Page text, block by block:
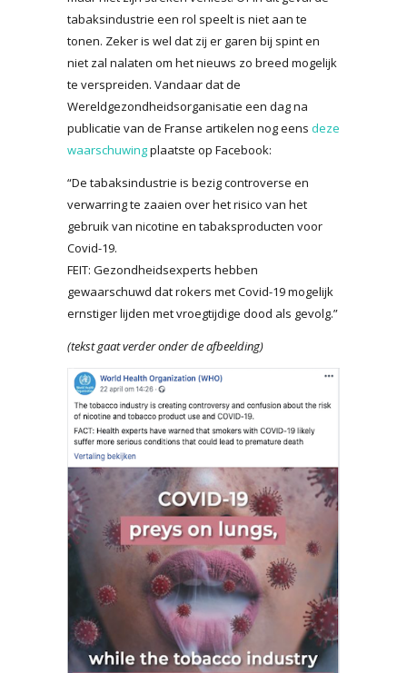
tabaksindustrie een rol speelt is niet aan te
tonen. Zeker is wel dat zij er garen bij spint en
niet zal nalaten om het nieuws zo breed mogelijk
te verspreiden. Vandaar dat de
Wereldgezondheidsorganisatie een dag na
publicatie van de Franse artikelen nog eens deze
waarschuwingplaatste op Facebook:
“De tabaksindustrie is bezig controverse en
verwarring te zaaien over het risico van het
gebruik van nicotine en tabaksproducten voor
Covid-19.
FEIT: Gezondheidsexperts hebben
gewaarschuwd dat rokers met Covid-19 mogelijk
ernstiger lijden met vroegtijdige dood als gevolg.”
(tekst gaat verder onder de afbeelding)